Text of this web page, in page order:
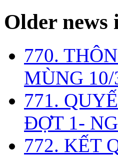
Older news
770.
MÙNG
771.
ĐỢT 1-
772. KẾT